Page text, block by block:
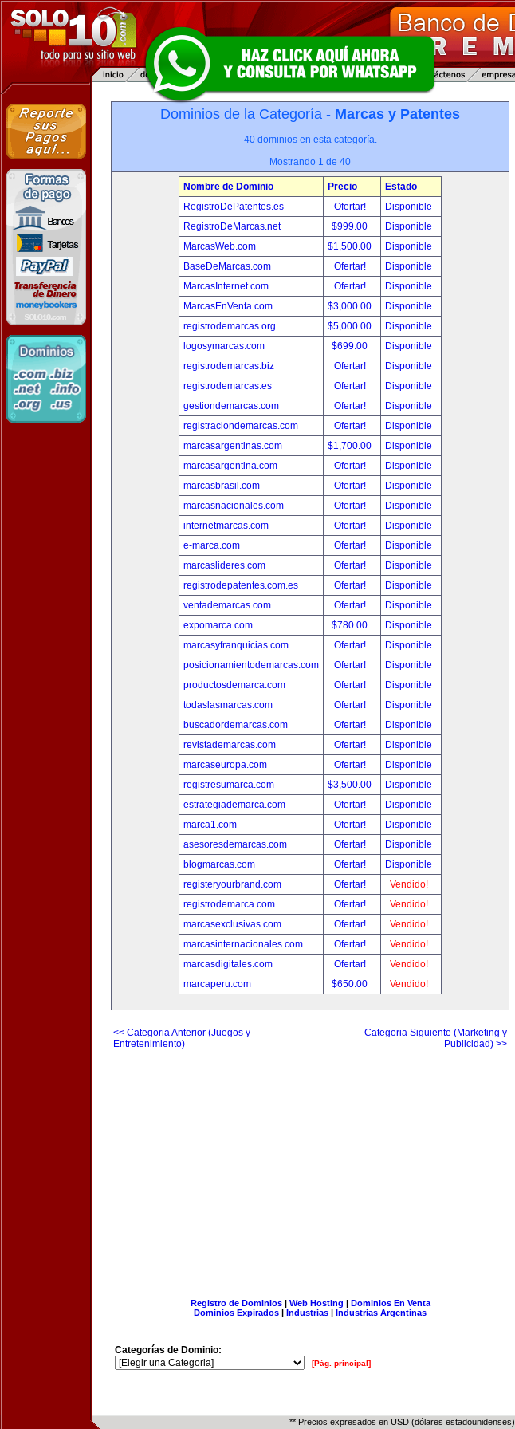
Dominios de la Categoría - Marcas y Patentes
40 dominios en esta categoría.
Mostrando 1 de 40
Nombre de Dominio Precio
Estado
RegistroDePatentes.es
Ofertar!
Disponible
RegistroDeMarcas.net
$999.00
Disponible
MarcasWeb.com
$1,500.00
Disponible
BaseDeMarcas.com
Ofertar!
Disponible
MarcasInternet.com
Ofertar!
Disponible
MarcasEnVenta.com
$3,000.00
Disponible
registrodemarcas.org
$5,000.00
Disponible
logosymarcas.com
$699.00
Disponible
registrodemarcas.biz
Ofertar!
Disponible
registrodemarcas.es
Ofertar!
Disponible
gestiondemarcas.com
Ofertar!
Disponible
registraciondemarcas.com
Ofertar!
Disponible
marcasargentinas.com
$1,700.00
Disponible
marcasargentina.com
Ofertar!
Disponible
marcasbrasil.com
Ofertar!
Disponible
marcasnacionales.com
Ofertar!
Disponible
internetmarcas.com
Ofertar!
Disponible
e-marca.com
Ofertar!
Disponible
marcaslideres.com
Ofertar!
Disponible
registrodepatentes.com.es
Ofertar!
Disponible
ventademarcas.com
Ofertar!
Disponible
expomarca.com
$780.00
Disponible
marcasyfranquicias.com
Ofertar!
Disponible
posicionamientodemarcas.com
Ofertar!
Disponible
productosdemarca.com
Ofertar!
Disponible
todaslasmarcas.com
Ofertar!
Disponible
buscadordemarcas.com
Ofertar!
Disponible
revistademarcas.com
Ofertar!
Disponible
marcaseuropa.com
Ofertar!
Disponible
registresumarca.com
$3,500.00
Disponible
estrategiademarca.com
Ofertar!
Disponible
marca1.com
Ofertar!
Disponible
asesoresdemarcas.com
Ofertar!
Disponible
blogmarcas.com
Ofertar!
Disponible
registeryourbrand.com
Ofertar!
Vendido!
registrodemarca.com
Ofertar!
Vendido!
marcasexclusivas.com
Ofertar!
Vendido!
marcasinternacionales.com
Ofertar!
Vendido!
marcasdigitales.com
Ofertar!
Vendido!
marcaperu.com
$650.00 Vendido!
<< Categoria Anterior (Juegos y
Entretenimiento)
Categoria Siguiente (Marketing y
Publicidad) >>
Registro de Dominios| Web Hosting | Dominios En Venta
Dominios Expirados | Industrias | Industrias Argentinas
Categorías de Dominio:
[Pág. principal]
** Precios expresados en USD (dólares estadounidenses)